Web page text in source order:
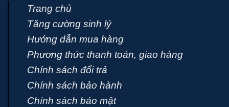
Trang chủ
Tăng cường sinh lý
Hướng dẫn mua hàng
Phương thức thanh toán, giao hàng
Chính sách đổi trả
Chính sách bảo hành
Chính sách bảo mật